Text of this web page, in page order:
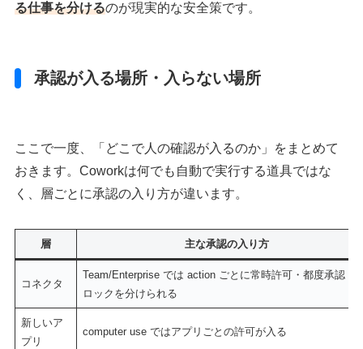
る仕事を分けるのが現実的な安全策です。
承認が入る場所・入らない場所
ここで一度、「どこで人の確認が入るのか」をまとめて
おきます。Coworkは何でも自動で実行する道具ではな
く、層ごとに承認の入り方が違います。
層 主な承認の入り方
コネクタ
Team/Enterprise では action ごとに常時許可・都度承認・
ロックを分けられる
新しいア
プリ
computer use ではアプリごとの許可が入る